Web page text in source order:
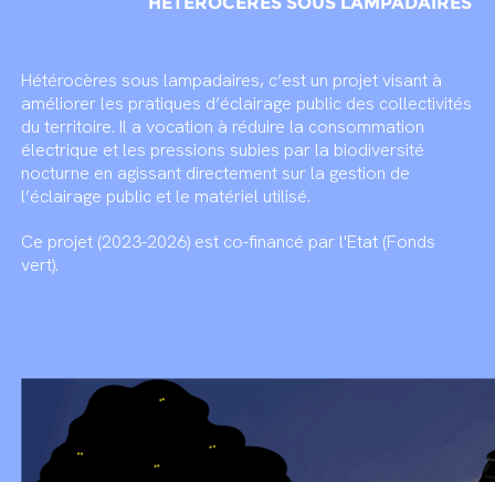
Hétérocères sous lampadaires, c’est un projet visant à
améliorer les pratiques d’éclairage public des collectivités
du territoire. Il a vocation à réduire la consommation
électrique et les pressions subies par la biodiversité
nocturne en agissant directement sur la gestion de
l’éclairage public et le matériel utilisé.
Ce projet (2023-2026) est co-financé par l'Etat (Fonds
vert).